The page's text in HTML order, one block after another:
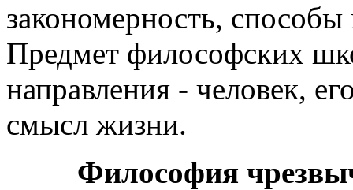
закономерность,
Предмет философских
направления - человек,
смысл жизни.
Философия